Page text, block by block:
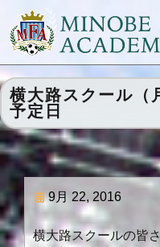
横大路スクール
予定日
9月 22, 2016
横大路スクールの皆